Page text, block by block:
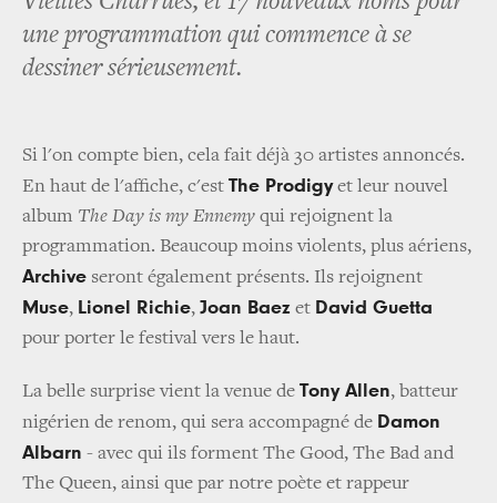
une programmation qui commence à se
dessiner sérieusement.
Si l'on compte bien, cela fait déjà 30 artistes annoncés.
En haut de l'affiche, c'est The Prodigyet leur nouvel
album The Day is my Ennemy qui rejoignent la
programmation. Beaucoup moins violents, plus aériens,
Archive seront également présents. Ils rejoignent
Muse, Lionel Richie, Joan Baez et David Guetta
pour porter le festival vers le haut.
La belle surprise vient la venue de Tony Allen, batteur
nigérien de renom, qui sera accompagné de Damon
Albarn - avec qui ils forment The Good, The Bad and
The Queen, ainsi que par notre poète et rappeur